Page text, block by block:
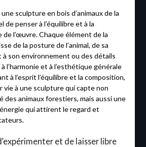
sculpture en bois d’animaux de la
penser à l’équilibre et à la
l’œuvre. Chaque élément de la
de la posture de l’animal, de sa
son environnement ou des détails
l’harmonie et à l’esthétique générale
à l’esprit l’équilibre et la composition,
vie à une sculpture qui capte non
des animaux forestiers, mais aussi une
qui attirent le regard et
et de laisser libre